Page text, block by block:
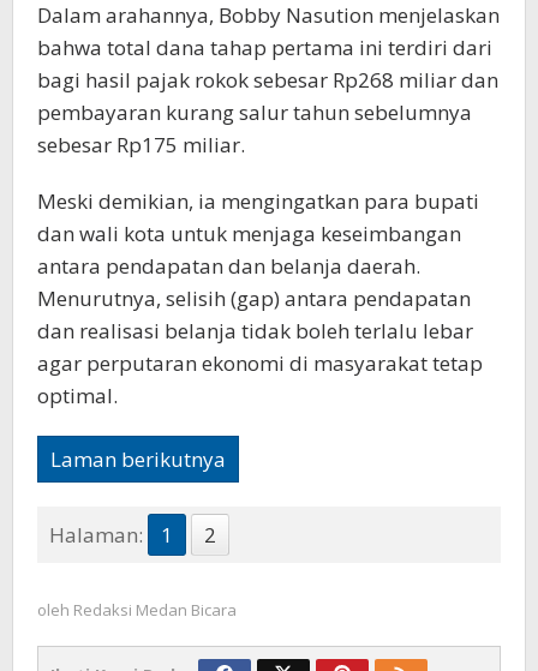
Dalam arahannya, Bobby Nasution menjelaskan
bahwa total dana tahap pertama ini terdiri dari
bagi hasil pajak rokok sebesar Rp268 miliar dan
pembayaran kurang salur tahun sebelumnya
sebesar Rp175 miliar.
Meski demikian, ia mengingatkan para bupati
dan wali kota untuk menjaga keseimbangan
antara pendapatan dan belanja daerah.
Menurutnya, selisih (gap) antara pendapatan
dan realisasi belanja tidak boleh terlalu lebar
agar perputaran ekonomi di masyarakat tetap
optimal.
Laman berikutnya
Halaman: 1 2
oleh Redaksi Medan Bicara